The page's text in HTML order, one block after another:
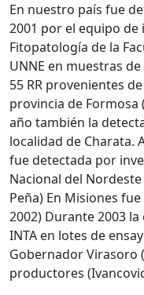
En nuestro país fue
2001 por el equipo
Fitopatología de la
UNNE en muestras
55 RR provenientes
provincia de Formosa
año también la
localidad de Charata.
fue detectada por
Nacional del
Peña) En Misiones
2002) Durante 2003
INTA en lotes de
Gobernador Virasoro
productores